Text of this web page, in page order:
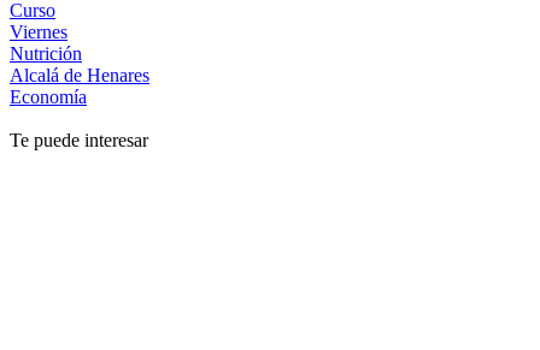
Curso
Viernes
Nutrición
Alcalá de Henares
Economía
Te puede interesar